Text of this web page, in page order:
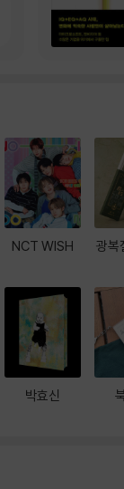
NCT WISH
박효신
광복